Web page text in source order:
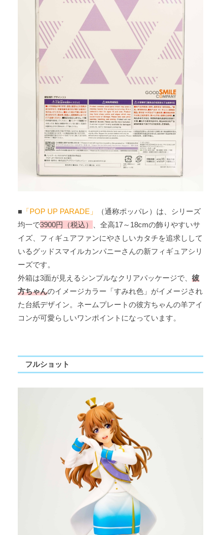
■ 「POP UP PARADE」
（通称ポッパレ）は、シリーズ
均一で3900円（税込）
、全高17～18cmの飾りやすいサ
イズ、フィギュアファンにやさしいカタチを追求しして
いるグッドスマイルカンパニーさんの新フィギュアシリ
ーズです。
外箱は3面が見えるシンプルなクリアパッケージで、 彼
方ちゃんのイメージカラー「すみれ色」がイメージされ
た台紙デザイン。ネームプレートの彼方ちゃんの羊アイ
コンが可愛らしいワンポイントになっています。
フルショット